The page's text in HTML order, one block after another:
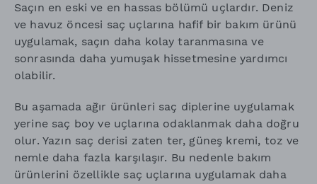
Saçın en eski ve en hassas bölümü uçlardır. Deniz
ve havuz öncesi saç uçlarına hafif bir bakım ürünü
uygulamak, saçın daha kolay taranmasına ve
sonrasında daha yumuşak hissetmesine yardımcı
olabilir.
Bu aşamada ağır ürünleri saç diplerine uygulamak
yerine saç boy ve uçlarına odaklanmak daha doğru
olur. Yazın saç derisi zaten ter, güneş kremi, toz ve
nemle daha fazla karşılaşır. Bu nedenle bakım
ürünlerini özellikle saç uçlarına uygulamak daha